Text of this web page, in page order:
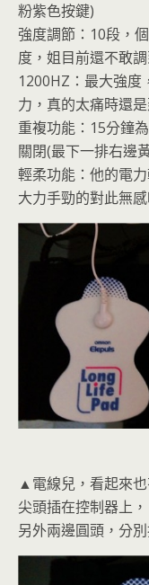
粉紫色按鍵)
強度調節：10段，
度，姐目前還不敢
1200HZ：最大強度
力，真的太痛時還
重複功能：15分鐘
關閉(最下一排右邊
輕柔功能：他的電
大力手勁的對此無
▲電線兒，看起來
尖頭插在控制器上，
另外兩邊圓頭，分